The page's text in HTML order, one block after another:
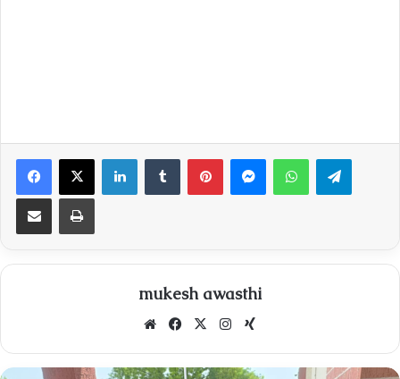
Facebook
X LinkedInTumblr PinterestMessengerWhatsApp
Share via Email Print
mukesh awasthi
WebsiteFacebook
X Instagram